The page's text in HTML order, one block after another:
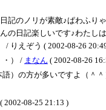
のノリが素敵♪ぱわふり
日記楽しいです♪わたし
りえぞう ( 2002-08-26
・） / まなん ( 2002-08-26
）の方が多いですよ（＾
08-25 21:13 )